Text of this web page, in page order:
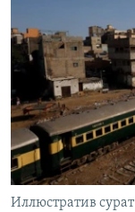
Иллюстратив сурат